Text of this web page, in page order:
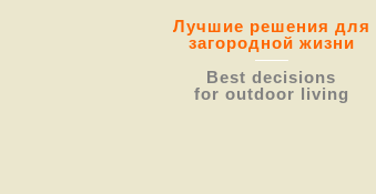
Лучшие решения для
загородной жизни
Best decisions
for outdoor living